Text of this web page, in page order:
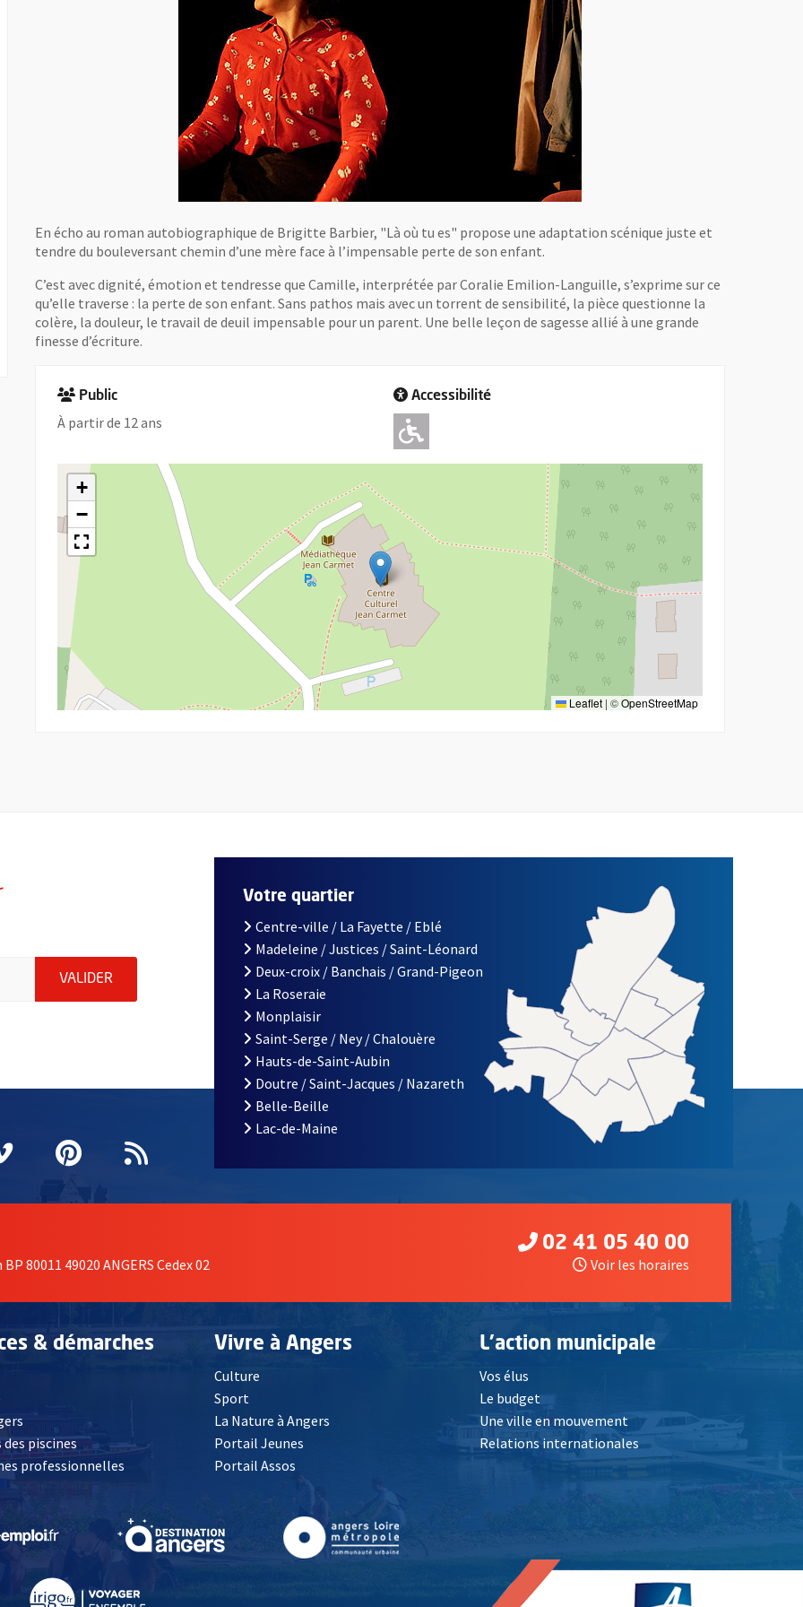
En écho au roman autobiographique de Brigitte Barbier, "Là où tu es" propose une adaptation scénique juste et
tendre du bouleversant chemin d’une mère face à l’impensable perte de son enfant.
C’est avec dignité, émotion et tendresse que Camille, interprétée par Coralie Emilion-Languille, s’exprime sur ce
qu’elle traverse : la perte de son enfant. Sans pathos mais avec un torrent de sensibilité, la pièce questionne la
colère, la douleur, le travail de deuil impensable pour un parent. Une belle leçon de sagesse allié à une grande
finesse d’écriture.
Public
À partir de 12 ans
Accessibilité
Adapté pour l'handicap Moteur
+
−
Leaflet | ©OpenStreetMap
indiquez votre email (champ obligatoire)
VALIDER ENVOYER MA DEMANDE D'INSCRIPTION À LA LETTRE D'INFORMATION DE LA VILLE D'ANGERS
fenêtrefenêtre
une nouvelle fenêtre
Vimeo
, Ouvre une nouvelle fenêtre
Pinterest
, Ouvre une nouvelle fenêtre
Flux RSS
Votre quartier
Centre-ville / La Fayette / Eblé
Madeleine / Justices / Saint-Léonard
Deux-croix / Banchais / Grand-Pigeon
La Roseraie
Monplaisir
Saint-Serge / Ney / Chalouère
Hauts-de-Saint-Aubin
Doutre / Saint-Jacques / Nazareth
Belle-Beille
Lac-de-Maine
80011 49020 ANGERS Cedex 02
02 41 05 40 00
Voir les horaires
& démarches
, Ouvre une nouvelle fenêtre
piscines
professionnelles
Vivre à Angers
Culture
Sport
La Nature à Angers
Portail Jeunes
Portail Assos
L'action municipale
Vos élus
Le budget
Une ville en mouvement
Relations internationales
fenêtre , Ouvre une nouvelle fenêtre , Ouvre une nouvelle fenêtre, Ouvre une nouvelle fenêtre